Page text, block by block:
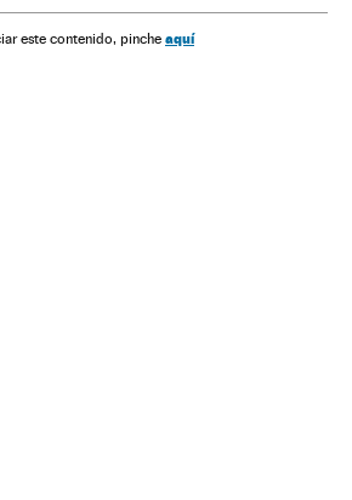
PSOL Brasília
este contenido, pinche aquí